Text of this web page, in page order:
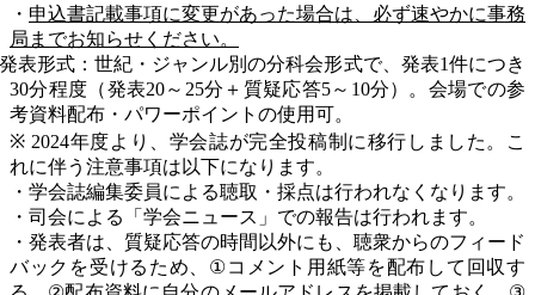
・ 申込書記載事項に変更があった場合は、必ず速やかに事務
局までお知らせください。
表形式：世紀・ジャンル別の分科会形式で、発表1件につき
30分程度（発表20～ 25分＋質疑応答5～ 10分）。会場での参
考資料配布・パワーポイントの使用可。
※ 2024年度より、学会誌が完全投稿制に移行しました。こ
れに伴う注意事項は以下になります。
・学会誌編集委員による聴取・採点は行われなくなります。
・司会による「学会ニュース」での報告は行われます。
・発表者は、質疑応答の時間以外にも、聴衆からのフィード
バックを受けるため、 ①コメント用紙等を配布して回収す